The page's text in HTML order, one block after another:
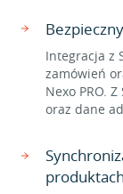
Integracja z
zamówień
Nexo PRO.
oraz dane